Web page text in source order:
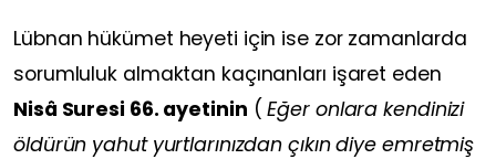
Lübnan hükümet heyeti için ise zor zamanlarda
sorumluluk almaktan kaçınanları işaret eden
Nisâ Suresi 66. ayetinin (Eğer onlara kendinizi
öldürün yahut yurtlarınızdan çıkın diye emretmiş